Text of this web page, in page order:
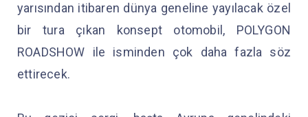
yarısından itibaren dünya geneline yayılacak özel
bir tura çıkan konsept otomobil, POLYGON
ROADSHOW ile isminden çok daha fazla söz
ettirecek.